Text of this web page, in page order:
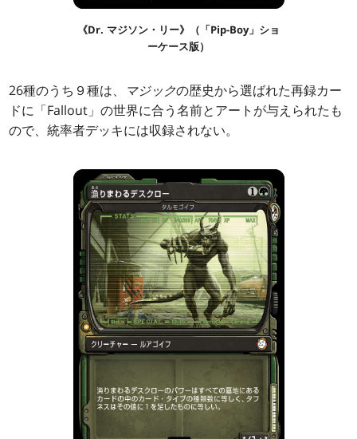
《Dr. マジソン・リー》（「Pip-Boy」ショ
ーケース版）
26種のうち９種は、 マジックの歴史から選ばれた再録カー
ドに「Fallout」の世界に合う名前とアートが与えられたも
ので、統率者デッキには収録されない。